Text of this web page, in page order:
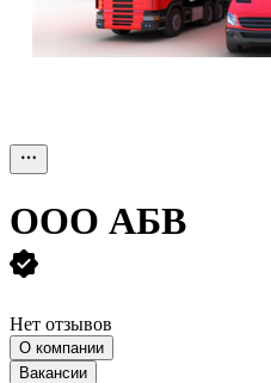
ООО АБВ
Нет отзывов
О компании
Вакансии